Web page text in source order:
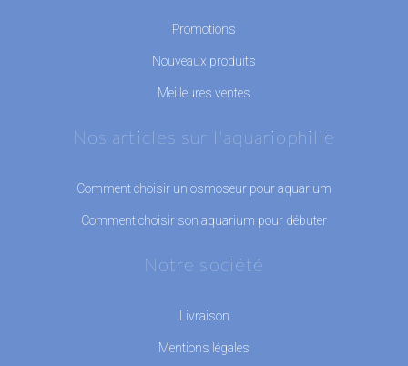
Promotions
Nouveaux produits
Meilleures ventes
Nos articles sur l'aquariophilie
Comment choisir un osmoseur pour aquarium
Comment choisir son aquarium pour débuter
Notre société
Livraison
Mentions légales